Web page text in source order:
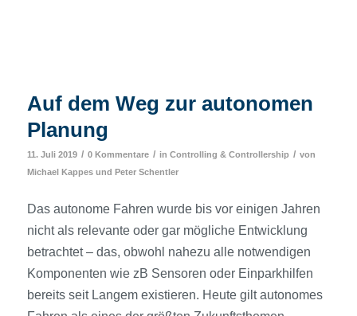
Auf dem Weg zur autonomen
Planung
11. Juli 2019 / 0 Kommentare / in Controlling & Controllership / von
Michael Kappesund Peter Schentler
Das autonome Fahren wurde bis vor einigen Jahren
nicht als relevante oder gar mögliche Entwicklung
betrachtet – das, obwohl nahezu alle notwendigen
Komponenten wie zB Sensoren oder Einparkhilfen
bereits seit Langem existieren. Heute gilt autonomes